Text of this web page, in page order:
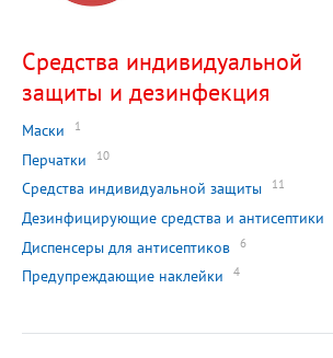
Средства индивидуальной
защиты и дезинфекция
Маски 1
Перчатки 10
Средства индивидуальной защиты 11
Дезинфицирующие средства и антисептики
Диспенсеры для антисептиков 6
Предупреждающие наклейки 4